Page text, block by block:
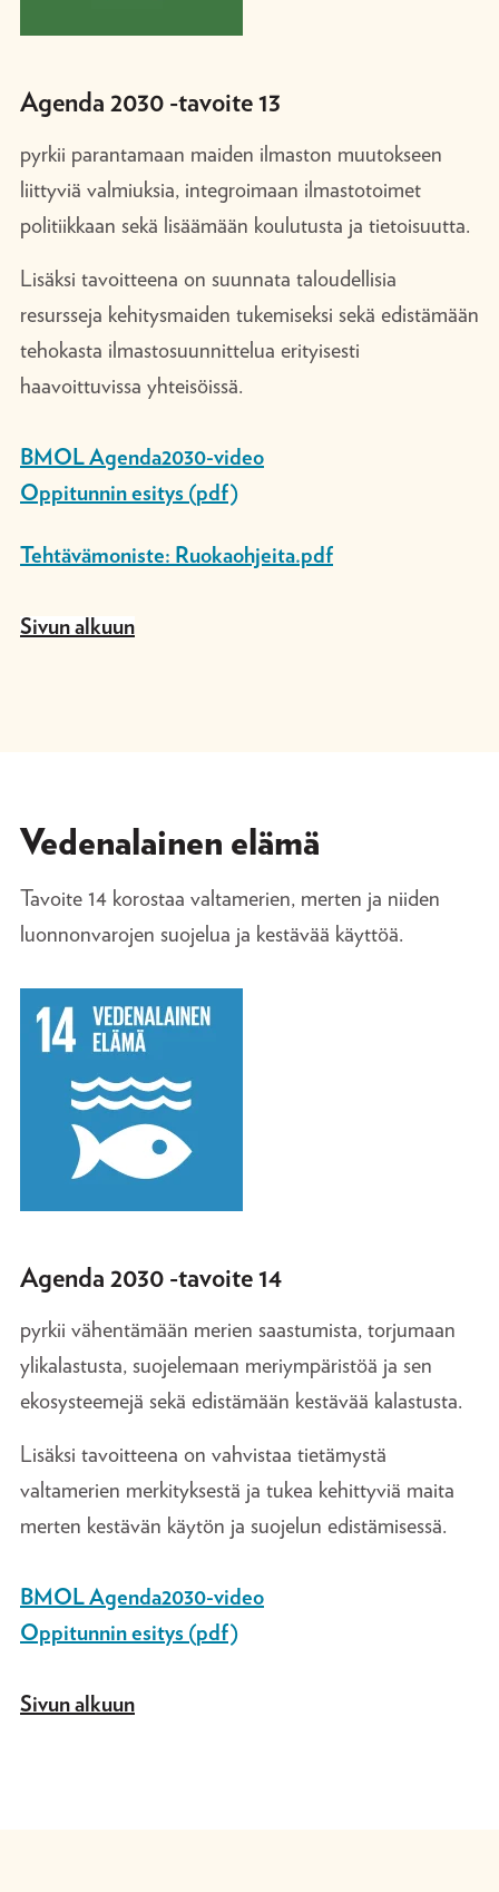
Agenda 2030 -tavoite 13
pyrkii parantamaan maiden ilmaston muutokseen
liittyviä valmiuksia, integroimaan ilmastotoimet
politiikkaan sekä lisäämään koulutusta ja tietoisuutta.
Lisäksi tavoitteena on suunnata taloudellisia
resursseja kehitysmaiden tukemiseksi sekä edistämään
tehokasta ilmastosuunnittelua erityisesti
haavoittuvissa yhteisöissä.
BMOL Agenda2030-video
Oppitunnin esitys (pdf)
Tehtävämoniste: Ruokaohjeita.pdf
Sivun alkuun
Vedenalainen elämä
Tavoite 14 korostaa valtamerien, merten ja niiden
luonnonvarojen suojelua ja kestävää käyttöä.
Agenda 2030 -tavoite 14
pyrkii vähentämään merien saastumista, torjumaan
ylikalastusta, suojelemaan meriympäristöä ja sen
ekosysteemejä sekä edistämään kestävää kalastusta.
Lisäksi tavoitteena on vahvistaa tietämystä
valtamerien merkityksestä ja tukea kehittyviä maita
merten kestävän käytön ja suojelun edistämisessä.
BMOL Agenda2030-video
Oppitunnin esitys (pdf)
Sivun alkuun